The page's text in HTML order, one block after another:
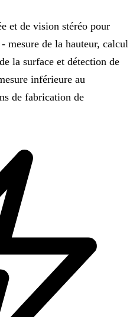
et de vision stéréo pour
mesure de la hauteur, calcul
la surface et détection de
inférieure au
de fabrication de